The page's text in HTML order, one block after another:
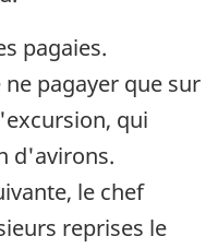
pagaies.
pagayer que sur
qui
d'avirons.
le chef
reprises le